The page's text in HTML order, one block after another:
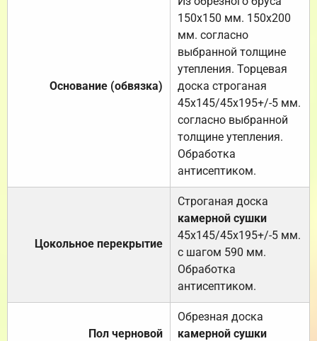
Основание (обвязка)
150х150 мм. 150х200
мм. согласно
выбранной толщине
утепления. Торцевая
доска строганая
45х145/45х195+/-5 мм.
согласно выбранной
толщине утепления.
Обработка
антисептиком.
Цокольное перекрытие
Строганая доска
камерной сушки
45х145/45х195+/-5 мм.
с шагом 590 мм.
Обработка
антисептиком.
Пол черновой
Обрезная доска
камерной сушки